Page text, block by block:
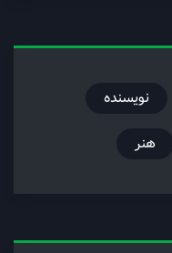
نویسنده
هنر